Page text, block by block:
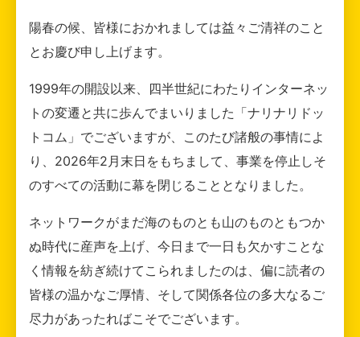
陽春の候、皆様におかれましては益々ご清祥のこと
とお慶び申し上げます。
1999年の開設以来、四半世紀にわたりインターネッ
トの変遷と共に歩んでまいりました「ナリナリドッ
トコム」でございますが、このたび諸般の事情によ
り、2026年2月末日をもちまして、事業を停止しそ
のすべての活動に幕を閉じることとなりました。
ネットワークがまだ海のものとも山のものともつか
ぬ時代に産声を上げ、今日まで一日も欠かすことな
く情報を紡ぎ続けてこられましたのは、偏に読者の
皆様の温かなご厚情、そして関係各位の多大なるご
尽力があったればこそでございます。